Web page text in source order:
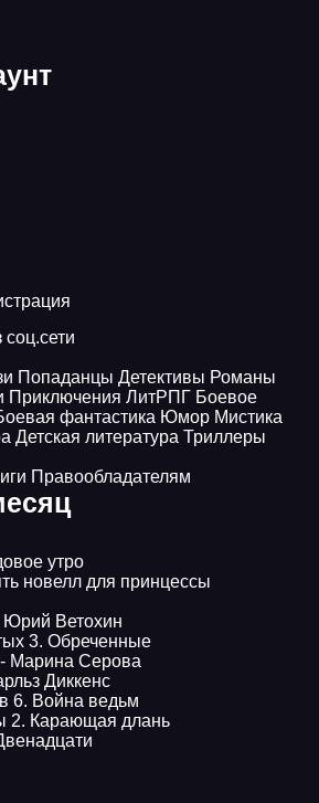
Попаданцы Детективы Романы
Приключения ЛитРПГ Боевое
фантастика Юмор Мистика
Детская литература Триллеры
Правообладателям
утро
новелл для принцессы
Юрий Ветохин
3. Обреченные
Марина Серова
Диккенс
6. Война ведьм
2. Карающая длань